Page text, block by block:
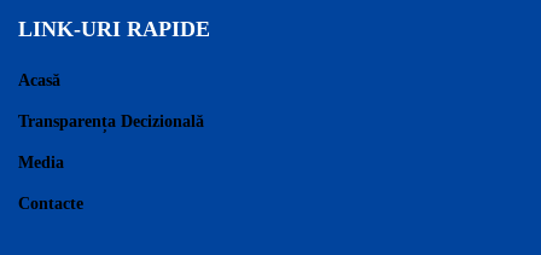
LINK-URI RAPIDE
Acasă
Transparența Decizională
Media
Contacte